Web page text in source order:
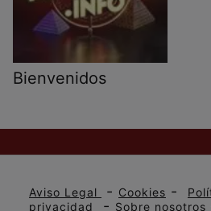
Bienvenidos
Aviso Legal - Cookies -
privacidad
- Sobre nosotros